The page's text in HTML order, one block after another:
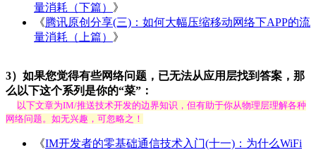
量消耗（下篇） 》
《腾讯原创分享(三)：如何大幅压缩移动网络下APP的流
量消耗（上篇） 》
3）如果您觉得有些网络问题，已无法从应用层找到答案，那
么以下这个系列是你的“菜”：
以下文章为IM/推送技术开发的边界知识，但有助于你从物理层理解各种
网络问题。如无兴趣，可忽略之！
《IM开发者的零基础通信技术入门(十一)：为什么WiFi